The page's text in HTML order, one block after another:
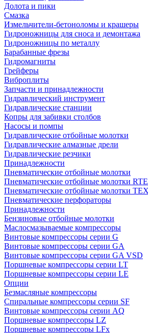
Долота и пики
Смазка
Измельчители-бетоноломы и крашеры
Гидроножницы для сноса и демонтажа
Гидроножницы по металлу
Барабанные фрезы
Гидромагниты
Грейферы
Виброплиты
Запчасти и принадлежности
Гидравлический инструмент
Гидравлические станции
Копры для забивки столбов
Насосы и помпы
Гидравлические отбойные молотки
Гидравлические алмазные дрели
Гидравлические резчики
Принадлежности
Пневматические отбойные молотки
Пневматические отбойные молотки
Пневматические отбойные молотки TEX
Пневматические перфораторы
Принадлежности
Бензиновые отбойные молотки
Маслосмазываемые компрессоры
Винтовые компрессоры серии G
Винтовые компрессоры cерии GA
Винтовые компрессоры cерии GA VSD
Поршневые компрессоры серии LT
Поршневые компрессоры серии LE
Опции
Безмасляные компрессоры
Спиральные компрессоры серии SF
Винтовые компрессоры серии AQ
Поршневые компрессоры LZ
Поршневые компрессоры LFx